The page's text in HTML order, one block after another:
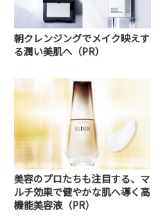
朝クレンジングでメイク映えす
る潤い美肌へ（PR）
美容のプロたちも注目する、マ
ルチ効果で健やかな肌へ導く高
機能美容液（PR）